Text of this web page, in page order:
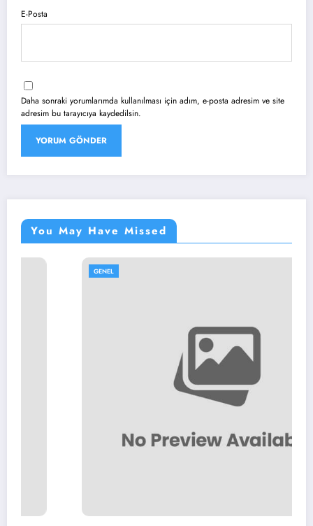
E-Posta
Daha sonraki yorumlarımda kullanılması için adım, e-posta adresim ve site
adresim bu tarayıcıya kaydedilsin.
You May Have Missed